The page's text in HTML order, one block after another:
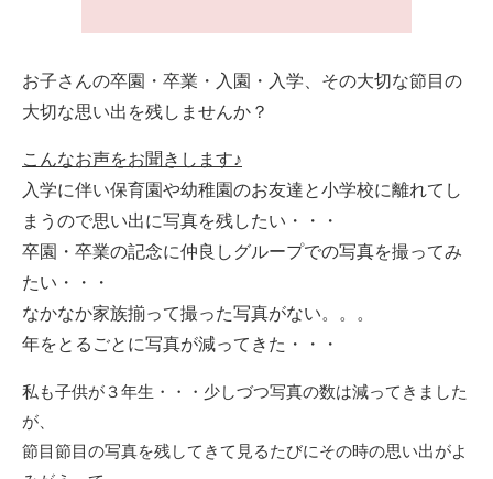
お子さんの卒園・卒業・入園・入学、その大切な節目の
大切な思い出を残しませんか？
こんなお声をお聞きします♪
入学に伴い保育園や幼稚園のお友達と小学校に離れてし
まうので思い出に写真を残したい・・・
卒園・卒業の記念に仲良しグループでの写真を撮ってみ
たい・・・
なかなか家族揃って撮った写真がない。。。
年をとるごとに写真が減ってきた・・・
私も子供が３年生・・・少しづつ写真の数は減ってきました
が、
節目節目の写真を残してきて見るたびにその時の思い出がよ